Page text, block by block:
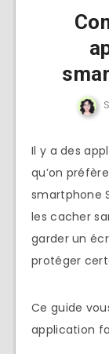
Il y a des
qu’on
smartphone
les cacher
garder un
protéger
Ce guide
application